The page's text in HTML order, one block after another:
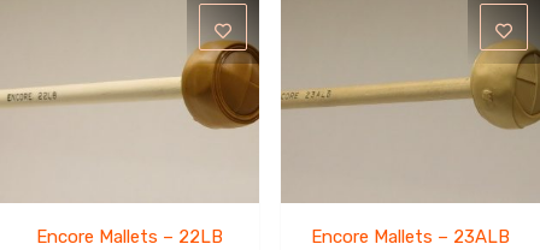
Encore Mallets – 22LB Encore Mallets – 23ALB